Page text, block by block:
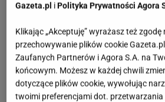
Gazeta.pl iPolityka Prywatności Agora
Klikając „Akceptuję” wyrażasz też
przechowywanie plików cookie
Zaufanych Partnerów i Agora S.A. na
końcowym. Możesz w każdej chwili
dotyczące plików cookie, wywołując
twoimi preferencjami dot.